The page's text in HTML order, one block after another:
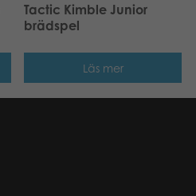
Tactic Kimble Junior
brädspel
Läs mer